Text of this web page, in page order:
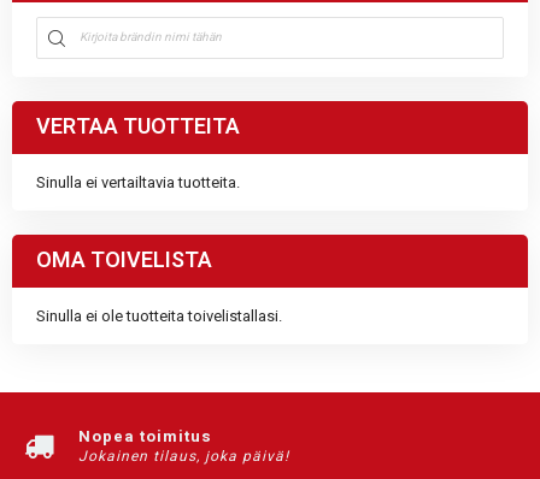
VERTAA TUOTTEITA
Sinulla ei vertailtavia tuotteita.
OMA TOIVELISTA
Sinulla ei ole tuotteita toivelistallasi.
Nopea toimitus
Jokainen tilaus, joka päivä!